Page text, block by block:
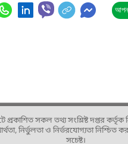
প্রকাশিত সকল তথ্য সংশ্লিষ্ট দপ্তর কর্তৃক
নির্ভুলতা ও নির্ভরযোগ্যতা নিশ্চিত
সচেষ্ট।